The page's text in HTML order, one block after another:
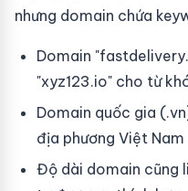
nhưng domain chứa
Domain
"xyz123.io" cho từ
Domain quốc gia
địa phương Việt Nam
Độ dài domain cũng